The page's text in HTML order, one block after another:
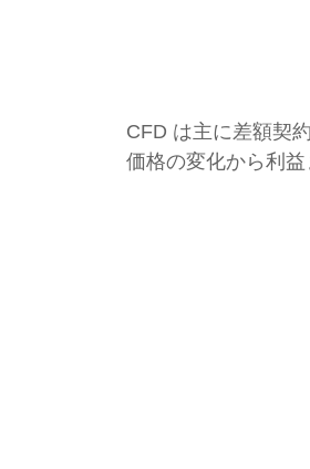
CFD は主に差額契
価格の変化から利